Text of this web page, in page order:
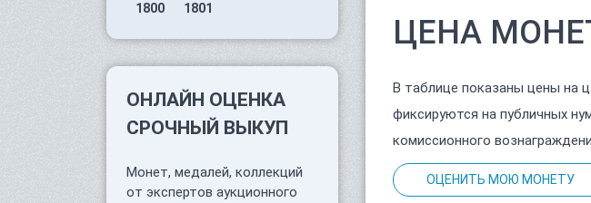
1800
1801
ОНЛАЙН ОЦЕНКА
СРОЧНЫЙ ВЫКУП
Монет, медалей, коллекций
от экспертов аукционного
ЦЕНА
В таблице показаны цены на
фиксируются на публичных
комиссионного
ОЦЕНИТЬ МОЮ МОНЕТУ